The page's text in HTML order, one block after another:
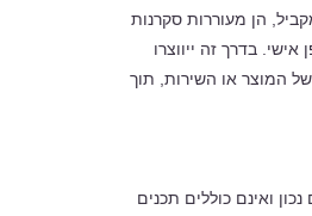
הן מעוררות סקרנות
בדרך זה ייווצרו
המוצר או השירות, תוך
ואינם כוללים תכנים